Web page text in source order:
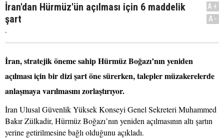
İran'dan Hürmüz'ün açılması için 6 maddelik
şart
.
A+
A-
İran, stratejik öneme sahip Hürmüz Boğazı’nın yeniden
açılması için bir dizi şart öne sürerken, talepler müzakerelerde
anlaşmaya varılmasını zorlaştırıyor.
İran Ulusal Güvenlik Yüksek Konseyi Genel Sekreteri Muhammed
Bakır Zülkadir, Hürmüz Boğazı’nın yeniden açılmasının altı şartın
yerine getirilmesine bağlı olduğunu açıkladı.